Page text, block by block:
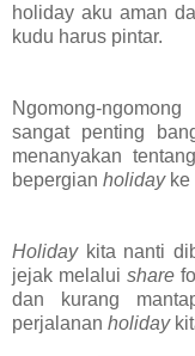
holiday aku aman
kudu harus pintar.
Ngomong-
sangat penting
menanyakan
bepergian holiday
Holiday kita nanti
jejak melalui share
dan kurang
perjalanan holiday